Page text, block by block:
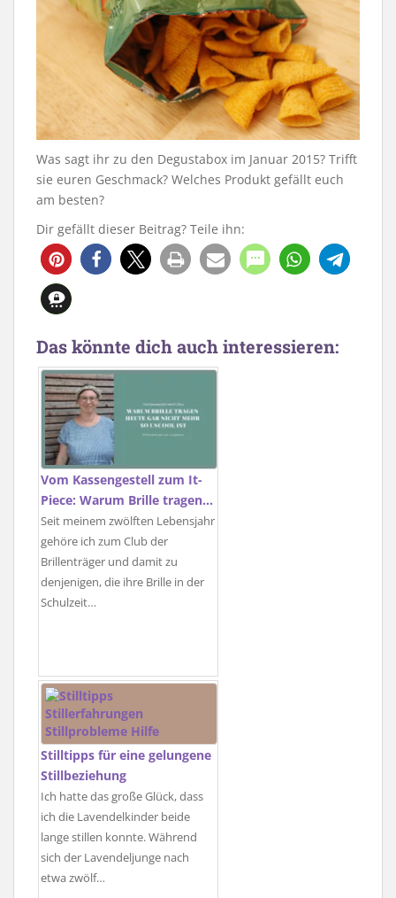
Was sagt ihr zu den Degustabox im Januar 2015? Trifft
sie euren Geschmack? Welches Produkt gefällt euch
am besten?
Dir gefällt dieser Beitrag? Teile ihn:
Das könnte dich auch interessieren:
Vom Kassengestell zum It-
Piece: Warum Brille tragen…
Seit meinem zwölften Lebensjahr
gehöre ich zum Club der
Brillenträger und damit zu
denjenigen, die ihre Brille in der
Schulzeit…
Stilltipps für eine gelungene
Stillbeziehung
Ich hatte das große Glück, dass
ich die Lavendelkinder beide
lange stillen konnte. Während
sich der Lavendeljunge nach
etwa zwölf…